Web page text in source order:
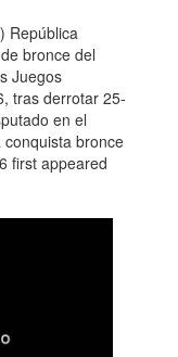
República
bronce del
Juegos
tras derrotar 25-
en el
bronce
first appeared